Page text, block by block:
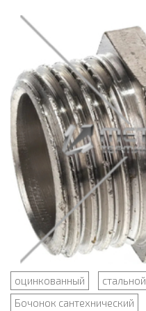
оцинкованный
стальной
Бочонок сантехнический